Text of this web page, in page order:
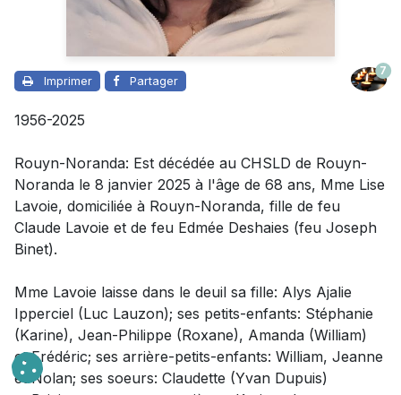
Imprimer Partager
7
1956-2025
Rouyn-Noranda: Est décédée au CHSLD de Rouyn-
Noranda le 8 janvier 2025 à l'âge de 68 ans, Mme Lise
Lavoie, domiciliée à Rouyn-Noranda, fille de feu
Claude Lavoie et de feu Edmée Deshaies (feu Joseph
Binet).
Mme Lavoie laisse dans le deuil sa fille: Alys Ajalie
Ipperciel (Luc Lauzon); ses petits-enfants: Stéphanie
(Karine), Jean-Philippe (Roxane), Amanda (William)
et Frédéric; ses arrière-petits-enfants: William, Jeanne
et Nolan; ses soeurs: Claudette (Yvan Dupuis)